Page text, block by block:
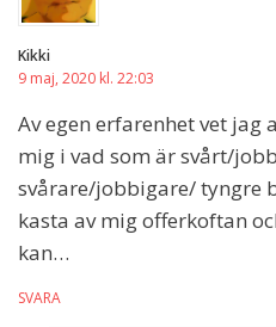
Kikki
9 maj, 2020 kl. 22:03
Av egen erfarenhet vet
mig i vad som är svårt/
svårare/jobbigare/ tyngre
kasta av mig offerkoftan
kan…
SVARA